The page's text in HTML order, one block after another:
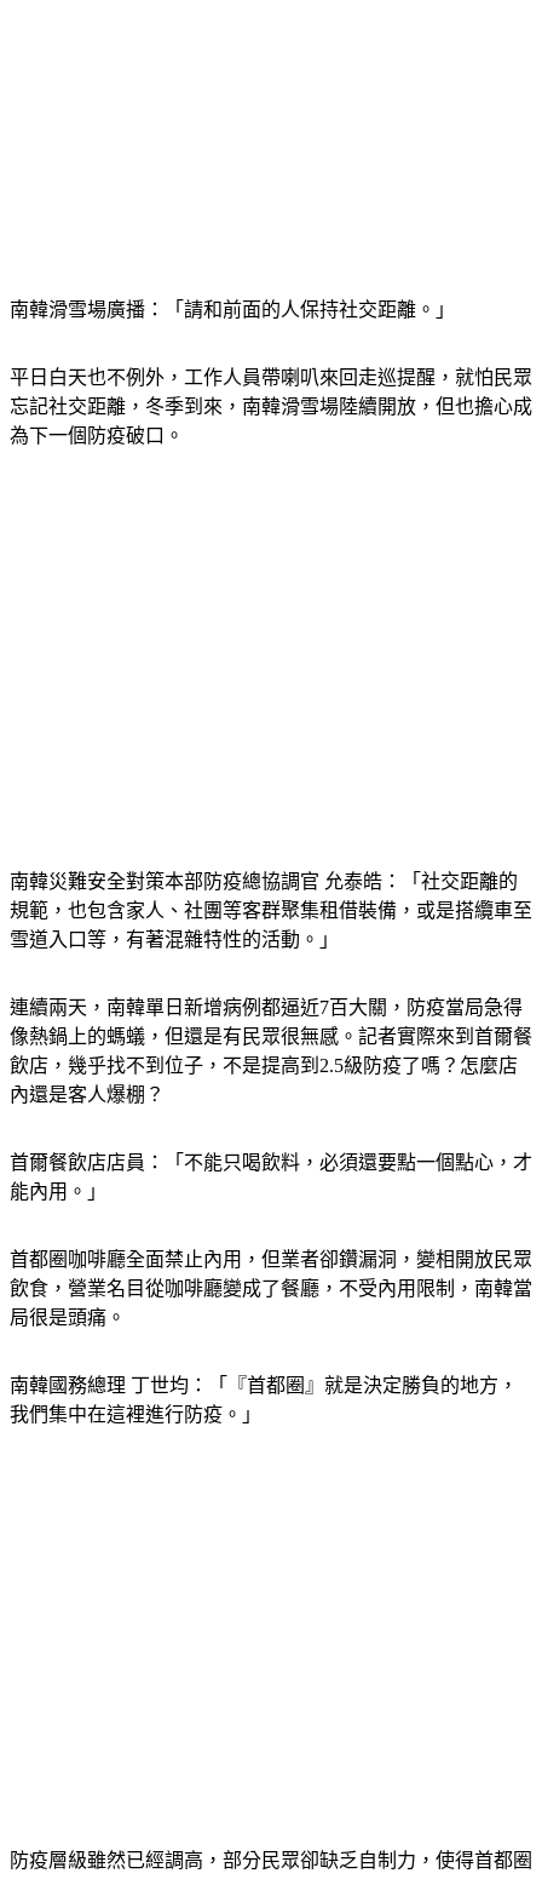
南韓滑雪場廣播：「請和前面的人保持社交距離。」
平日白天也不例外，工作人員帶喇叭來回走巡提醒，就怕民眾
忘記社交距離，冬季到來，南韓滑雪場陸續開放，但也擔心成
為下一個防疫破口。
南韓災難安全對策本部防疫總協調官 允泰皓：「社交距離的
規範，也包含家人、社團等客群聚集租借裝備，或是搭纜車至
雪道入口等，有著混雜特性的活動。」
連續兩天，南韓單日新增病例都逼近7百大關，防疫當局急得
像熱鍋上的螞蟻，但還是有民眾很無感。記者實際來到首爾餐
飲店，幾乎找不到位子，不是提高到2.5級防疫了嗎？怎麼店
內還是客人爆棚？
首爾餐飲店店員：「不能只喝飲料，必須還要點一個點心，才
能內用。」
首都圈咖啡廳全面禁止內用，但業者卻鑽漏洞，變相開放民眾
飲食，營業名目從咖啡廳變成了餐廳，不受內用限制，南韓當
局很是頭痛。
南韓國務總理 丁世均：「『首都圈』就是決定勝負的地方，
我們集中在這裡進行防疫。」
防疫層級雖然已經調高，部分民眾卻缺乏自制力，使得首都圈